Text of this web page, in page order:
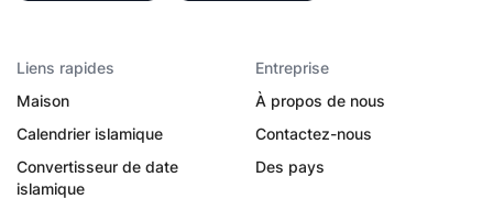
Liens rapides
Maison
Calendrier islamique
Convertisseur de date
islamique
Entreprise
À propos de nous
Contactez-nous
Des pays